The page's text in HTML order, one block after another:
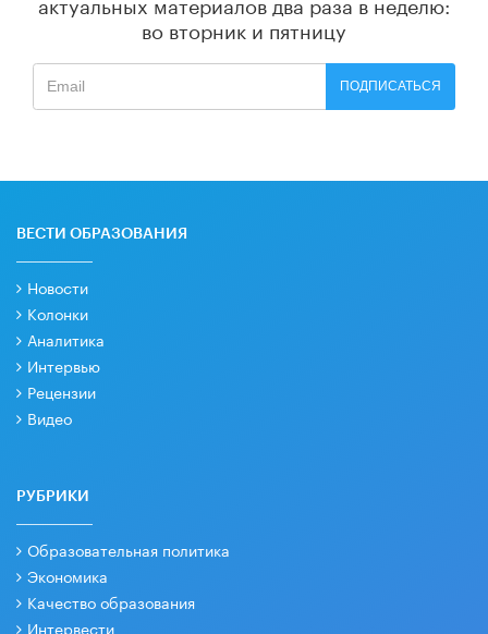
во вторник и пятницу
ПОДПИСАТЬСЯ
ВЕСТИ ОБРАЗОВАНИЯ
Новости
Колонки
Аналитика
Интервью
Рецензии
Видео
РУБРИКИ
Образовательная политика
Экономика
Качество образования
Интервести